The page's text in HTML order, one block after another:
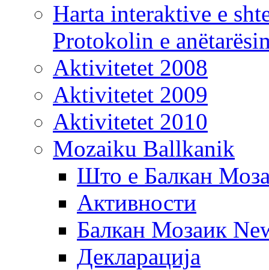
Harta interaktive e
Protokolin e
Aktivitetet 2008
Aktivitetet 2009
Aktivitetet 2010
Mozaiku Ballkanik
Што е Балкан
Активности
Балкан Мозаик
Декларација